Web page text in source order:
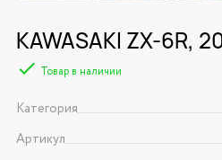
KAWASAKI ZX-6R,
Товар в наличии
Категория
Артикул